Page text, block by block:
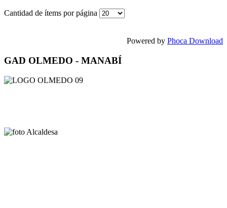
Cantidad de ítems por página
Powered by Phoca Download
GAD OLMEDO - MANABÍ